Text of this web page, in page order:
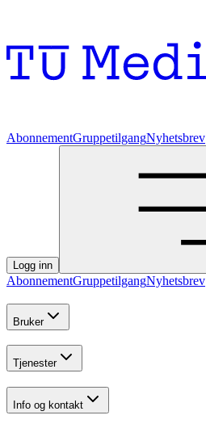
AbonnementGruppetilgangNyhetsbrev
Logg inn
AbonnementGruppetilgangNyhetsbrev
Bruker
Tjenester
Info og kontakt